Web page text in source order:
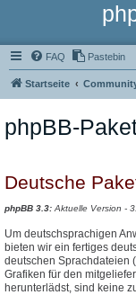
FAQ Pastebin
Startseite
phpBB-
Deutsche
phpBB 3.3: Aktuelle Version -
Um deutschsprachigen
bieten wir ein fertiges
deutschen Sprachdateien
Grafiken für den
herunterlädst, sind keine